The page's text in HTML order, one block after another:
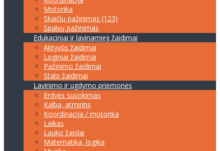
Motorika
Skaičių pažinimas (123)
Spalvų pažinimas
Edukaciniai ir lavinamieji žaidimai
Aktyvūs žaidimai
Loginiai žaidimai
Pažinimo žaidimai
Stalo žaidimai
Lavinimo ir ugdymo priemonės
Erdvės suvokimas
Kalba, atmintis
Koordinacija / motorika
Laikas
Lauko žaislai
Matematika, logika